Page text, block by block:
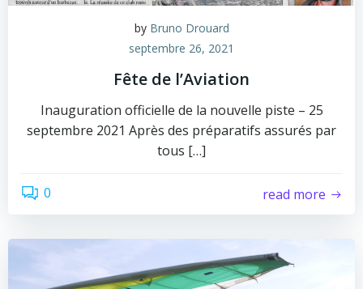
by Bruno Drouard
septembre 26, 2021
Fête de l’Aviation
Inauguration officielle de la nouvelle piste – 25
septembre 2021 Après des préparatifs assurés par
tous […]
0 read more